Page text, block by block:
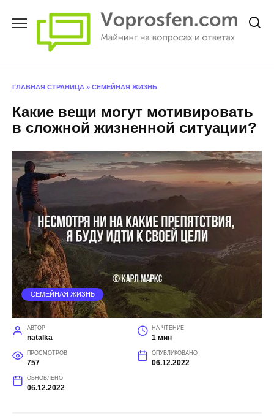
ГЛАВНАЯ СТРАНИЦА » СЕМЕЙНАЯ ЖИЗНЬ
Какие вещи могут мотивировать
в сложной жизненной ситуации?
СЕМЕЙНАЯ ЖИЗНЬ
АВТОР
natalka
НА ЧТЕНИЕ
1 мин
ПРОСМОТРОВ
757
ОПУБЛИКОВАНО
06.12.2022
ОБНОВЛЕНО
06.12.2022